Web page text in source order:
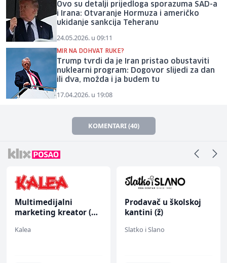
Ovo su detalji prijedloga sporazuma SAD-a
i Irana: Otvaranje Hormuza i američko
ukidanje sankcija Teheranu
24.05.2026. u 09:11
MIR NA DOHVAT RUKE?
Trump tvrdi da je Iran pristao obustaviti
nuklearni program: Dogovor slijedi za dan
ili dva, možda i ja budem tu
17.04.2026. u 19:08
KOMENTARI (40)
Multimedijalni
marketing kreator (m/
Kalea
Prodavač u školskoj
kantini (ž)
Slatko i Slano